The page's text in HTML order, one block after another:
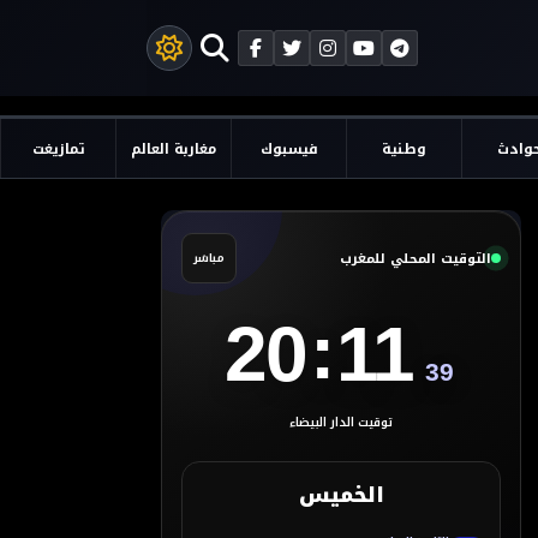
وطنية فيسبوك مغاربة العالم تمازيغت
التوقيت المحلي للمغرب مباشر
20:11 40
توقيت الدار البيضاء
الخميس